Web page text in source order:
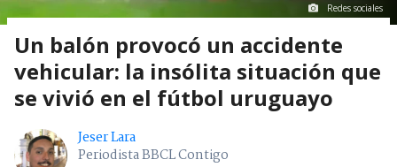
Redes sociales
Un balón provocó un accidente
vehicular: la insólita situación que
se vivió en el fútbol uruguayo
Jeser Lara
Periodista BBCL Contigo